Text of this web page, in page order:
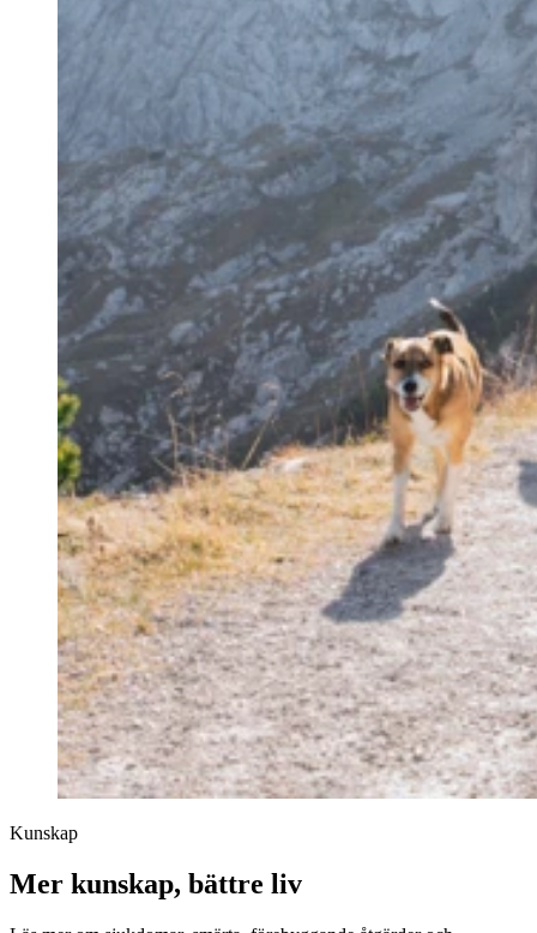
Kunskap
Mer kunskap, bättre liv